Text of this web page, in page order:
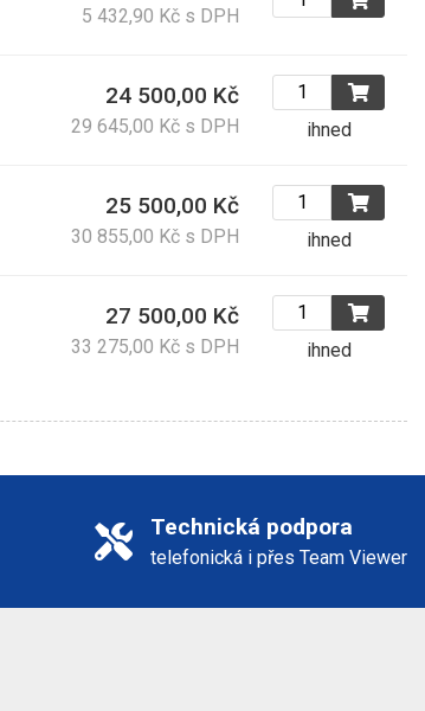
5 432,90 Kč s DPH
24 500,00 Kč
29 645,00 Kč s DPH ihned
25 500,00 Kč
30 855,00 Kč s DPH ihned
27 500,00 Kč
33 275,00 Kč s DPH ihned
Technická podpora
telefonická i přes Team Viewer